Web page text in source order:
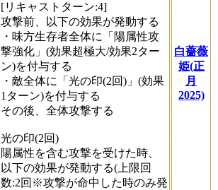
白薔薇
姫(正
月
2025)
[リキャストターン:4]
攻撃前、以下の効果が発動する
・味方生存者全体に「陽属性攻
撃強化」(効果超極大/効果2ター
ン)を付与する
・敵全体に「光の印(2回)」(効果
1ターン)を付与する
その後、全体攻撃する
光の印(2回)
陽属性を含む攻撃を受けた時、
以下の効果が発動する(上限回
数:2回※攻撃が命中した時のみ発